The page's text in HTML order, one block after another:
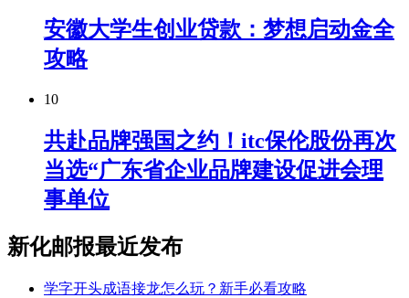
安徽大学生创业贷款：梦想启动金全
攻略
10
共赴品牌强国之约！itc保伦股份再次
当选“广东省企业品牌建设促进会理
事单位
新化邮报最近发布
学字开头成语接龙怎么玩？新手必看攻略